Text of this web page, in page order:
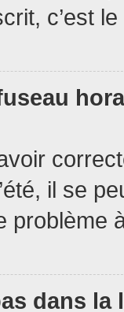
c’est
il se
problème
dans la